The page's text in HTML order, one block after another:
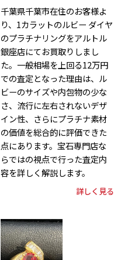
千葉県千葉市在住のお客様よ
り、1カラットのルビー ダイヤ
のプラチナリングをアルトル
銀座店にてお買取りしまし
た。一般相場を上回る12万円
での査定となった理由は、ル
ビーのサイズや内包物の少な
さ、流行に左右されないデザ
イン性、さらにプラチナ素材
の価値を総合的に評価できた
点にあります。宝石専門店な
らではの視点で行った査定内
容を詳しく解説します。
詳しく見る